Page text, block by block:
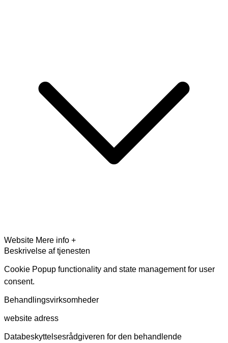
Website Mere info +
Beskrivelse af tjenesten
Cookie Popup functionality and state management for user
consent.
Behandlingsvirksomheder
website adress
Databeskyttelsesrådgiveren for den behandlende